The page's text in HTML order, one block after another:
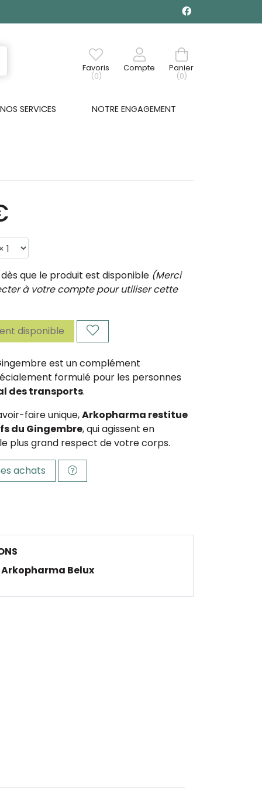
Favoris
(0)
Compte
Panier
(0)
NOS SERVICES NOTRE ENGAGEMENT
que le produit est disponible (Merci
à votre compte pour utiliser cette
disponible
est un complément
formulé pour les personnes
des transports.
faire unique,Arkopharma restitue
du Gingembre, qui agissent en
plus grand respect de votre corps.
achats
Arkopharma Belux